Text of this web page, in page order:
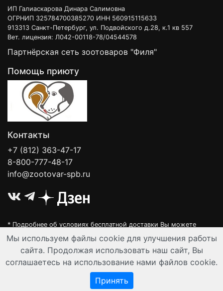
ИП Галиаскарова Динара Салимовна
ОГРНИП 325784700385270 ИНН 560915115633
913313 Санкт-Петербург, ул. Подвойского д.28, к.1 кв 557
Вет. лицензия: Л042-00118-78/04544578
Партнёрская сеть зоотоваров "Филя"
Помощь приюту
Контакты
+7 (812) 363-47-17
8-800-777-48-17
info@zootovar-spb.ru
* Подробнее об условиях бесплатной доставки Вы можете
узнать на нашей
интерактивной карте
Интернет-зоомагазин "Филя". Контент на сайте предназначен для
лиц старше 16 лет. Все данные представленные на сайте
регулируются публичной офертой.
© Все права защищены 2008-2026 г.
Разработка и автоматизация:Ангелы-АйТи
Мы используем файлы cookie для улучшения работы
сайта. Продолжая использовать наш сайт, Вы
соглашаетесь на использование нами файлов cookie.
Принять